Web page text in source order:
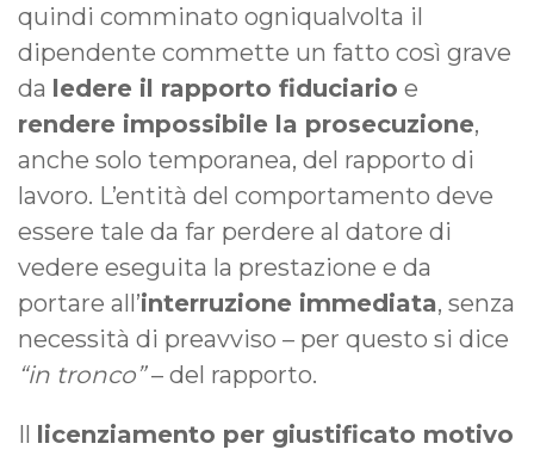
quindi comminato ogniqualvolta il
dipendente commette un fatto così grave
da ledere il rapporto fiduciario e
rendere impossibile la prosecuzione,
anche solo temporanea, del rapporto di
lavoro. L’entità del comportamento deve
essere tale da far perdere al datore di
vedere eseguita la prestazione e da
portare all’interruzione immediata, senza
necessità di preavviso – per questo si dice
“in tronco”– del rapporto.
Il licenziamento per giustificato motivo